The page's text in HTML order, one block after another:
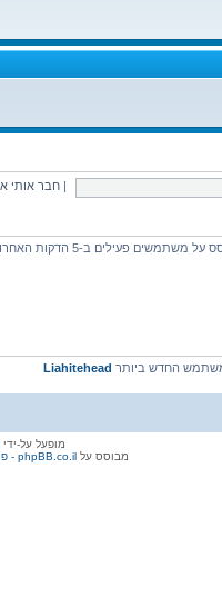
חבר אותי
החדש ביותר Liahitehead
מופעל על-ידי
מבוסס עלphpBB.co.il - פורומים בעברית